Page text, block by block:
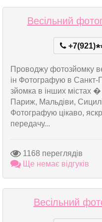
Весільний
+7(921)*
Проводжу фотозйомку
ін Фотографую в Санкт-
зйомка в інших містах �
Париж, Мальдіви,
Фотографую цікаво,
передачу...
1168 переглядів
Ще немає відгуків
Весільний